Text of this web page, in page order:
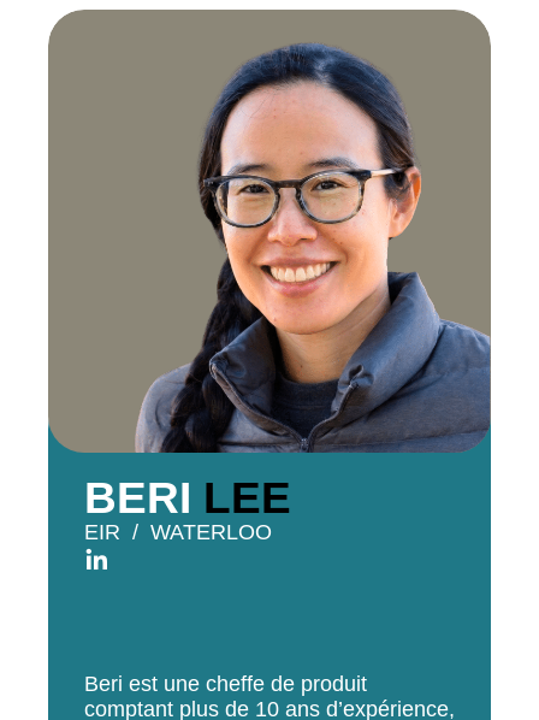
BERI LEE
EIR WATERLOO
Beri est une cheffe de produit
comptant plus de 10 ans d’expérience,